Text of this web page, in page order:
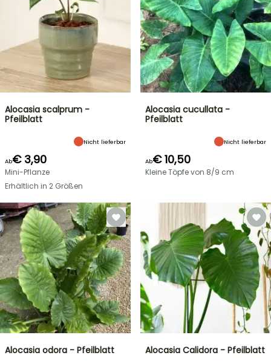
Alocasia scalprum -
Pfeilblatt
Nicht lieferbar
Ab€ 3,90
Mini-Pflanze
Erhältlich in 2 Größen
Alocasia cucullata -
Pfeilblatt
Nicht lieferbar
Ab€ 10,50
Kleine Töpfe von 8/9 cm
Alocasia odora - Pfeilblatt Alocasia Calidora - Pfeilblatt